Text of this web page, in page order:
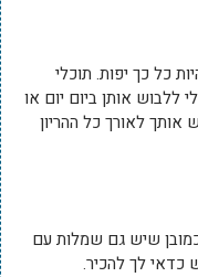
כל כך יפות. תוכלי
אותן ביום יום או
אותך לאורך כל ההריון
כמובן שיש גם שמלות עם
כדאי לך להכיר.